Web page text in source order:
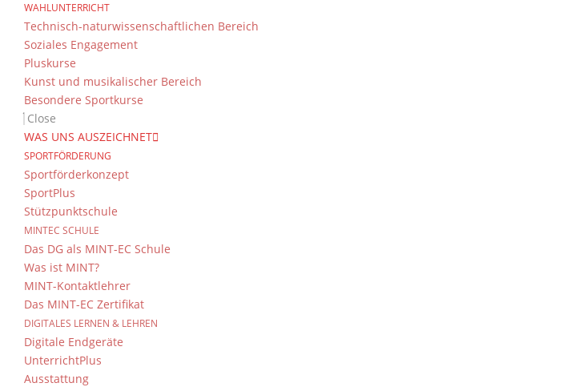
WAHLUNTERRICHT
Technisch-naturwissenschaftlichen Bereich
Soziales Engagement
Pluskurse
Kunst und musikalischer Bereich
Besondere Sportkurse
Close
WAS UNS AUSZEICHNET
SPORTFÖRDERUNG
Sportförderkonzept
SportPlus
Stützpunktschule
MINTEC SCHULE
Das DG als MINT-EC Schule
Was ist MINT?
MINT-Kontaktlehrer
Das MINT-EC Zertifikat
DIGITALES LERNEN & LEHREN
Digitale Endgeräte
UnterrichtPlus
Ausstattung